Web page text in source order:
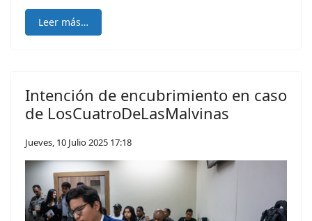
Leer más…
Intención de encubrimiento en caso
de LosCuatroDeLasMalvinas
Jueves, 10 Julio 2025 17:18